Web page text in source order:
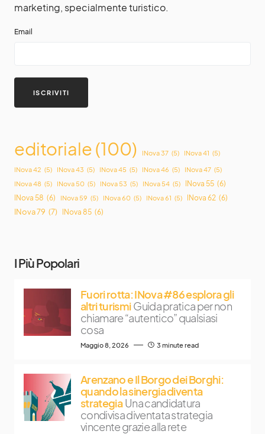
marketing, specialmente turistico.
Email
editoriale(100) INova 37 (5) INova 41 (5)
INova 42 (5) INova 43 (5) INova 45 (5) INova 46 (5) INova 47 (5)
INova 48 (5) INova 50 (5) INova 53 (5) INova 54 (5) INova 55 (6)
INova 58 (6) INova 59 (5) INova 60 (5) INova 61 (5) INova 62 (6)
INova 79 (7) INova 85 (6)
I Più Popolari
Fuori rotta: INova #86 esplora gli
altri turismi Guida pratica per non
chiamare “autentico” qualsiasi
cosa
Maggio 8, 2026 3 minute read
Arenzano e Il Borgo dei Borghi:
quando la sinergia diventa
strategia Una candidatura
condivisa diventata strategia
vincente grazie alla rete